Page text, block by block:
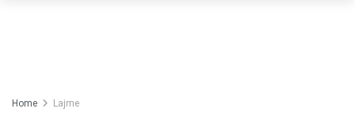
Home Lajme